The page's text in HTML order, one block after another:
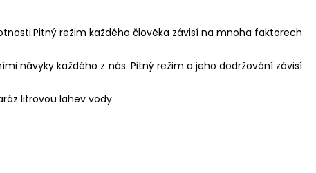
režim každého člověka závisí na mnoha faktorech
návyky každého z nás. Pitný režim a jeho dodržování závisí
litrovou lahev vody.